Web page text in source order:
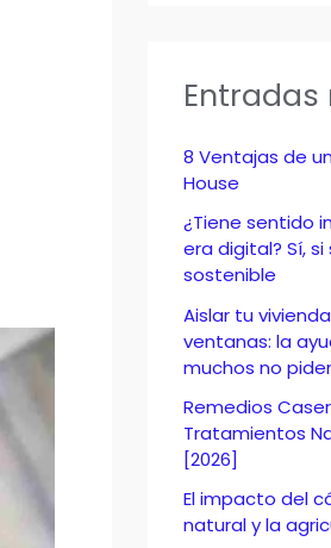
r
o
:
Entradas
8 Ventajas de
House
¿Tiene sentido
era digital? Sí,
sostenible
Aislar tu
ventanas: la
muchos no
Remedios
Tratamientos
[2026]
El impacto del
natural y la